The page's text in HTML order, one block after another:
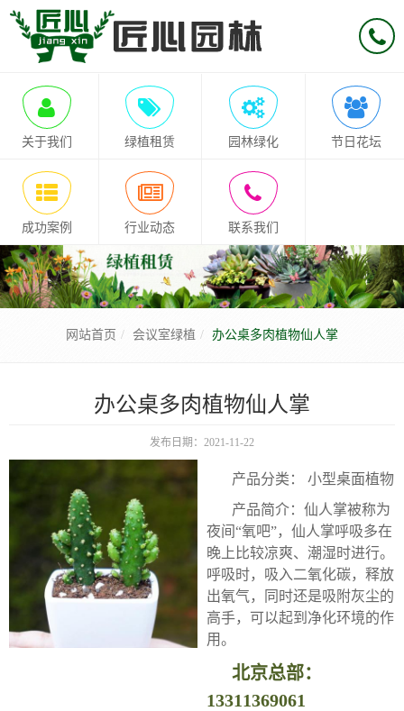
关于我们 绿植租赁 园林绿化 节日花坛
成功案例 行业动态 联系我们
网站首页 会议室绿植 办公桌多肉植物仙人掌
办公桌多肉植物仙人掌
发布日期：2021-11-22
产品分类： 小型桌面植物
产品简介：仙人掌被称为
夜间“氧吧”，仙人掌呼吸多在
晚上比较凉爽、潮湿时进行。
呼吸时，吸入二氧化碳，释放
出氧气，同时还是吸附灰尘的
高手，可以起到净化环境的作
用。
北京总部：
13311369061